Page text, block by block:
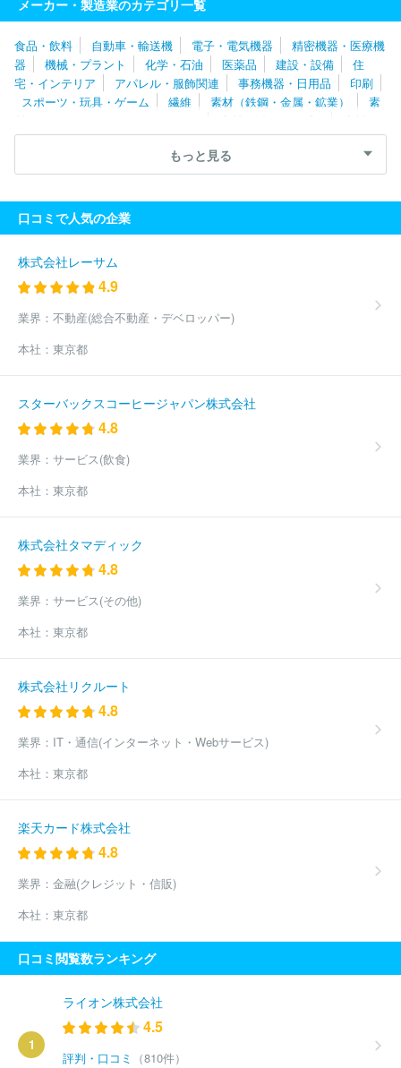
式会社
Ｉ－ＰＥＸ株式会社 日東電工株式会社
ディングス株式会社
株式会社アイオーデータ
株式会社村田製作
所
ＥＩＺＯ株式会社 株式会社デンソー
浜松ホトニクス株式会
社
株式会社ベルニクス Ｍｙｗａｙプラス株式会社
シンフォニ
アテクノロジー株式会社
株式会社オーディオテクニカ
ホーチキ
富士フイルムビジネスイノベーション株式会社
会社京三製作所
理想科学工業株式会社
日本航空電子工業株式会
社
コニカミノルタ株式会社
イテックシステム
富士通株式会社 株式会社レゾナック
ＳＥＭ
ＩＴＥＣ株式会社
電機株式会社
帝国通信工業株式会社
誘電株式会社
日本シイエムケイ株式会社
新電
式会社
日本アビオニクス株式会社
社
株式会社日本デジタル研究所 長野計器株式会社
式会社
日本ケミコン株式会社
日本無線
株式会社
能美防災株式会社
社ＭＴＧ
住友電装株式会社
株式会社
ほか(3476件)
メーカー・製造業のカテゴリ一覧
食品・飲料 自動車・輸送機 電子・電気機器
精密機器・医療機
器
機械・プラント 化学・石油 医薬品 建設・設備
住
宅・インテリア
アパレル・服飾関連 事務機器・日用品
印刷
スポーツ・玩具・ゲーム
繊維 素材（鉄鋼・金属・鉱業）
素
材（ゴム・ガラス・セラミックス）
素材（紙・パルプ）
素材
（その他）
農林・水産 たばこ・飼料 その他
もっと見る
口コミで人気の企業
株式会社レーサム
4.9
業界： 不動産(総合不動産・デベロッパー)
本社： 東京都
スターバックスコーヒージャパン株式会社
4.8
業界： サービス(飲食)
本社： 東京都
株式会社タマディック
4.8
業界： サービス(その他)
本社： 東京都
株式会社リクルート
4.8
業界： IT・通信(インターネット・Webサービス)
本社： 東京都
楽天カード株式会社
4.8
業界： 金融(クレジット・信販)
本社： 東京都
口コミ閲覧数ランキング
1
ライオン株式会社
4.5
評判・口コミ
（810件）